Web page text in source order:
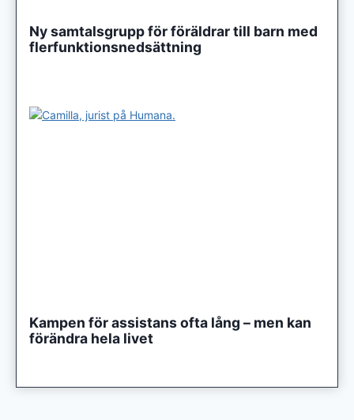
Ny samtalsgrupp för föräldrar till barn med
flerfunktionsnedsättning
Kampen för assistans ofta lång – men kan
förändra hela livet